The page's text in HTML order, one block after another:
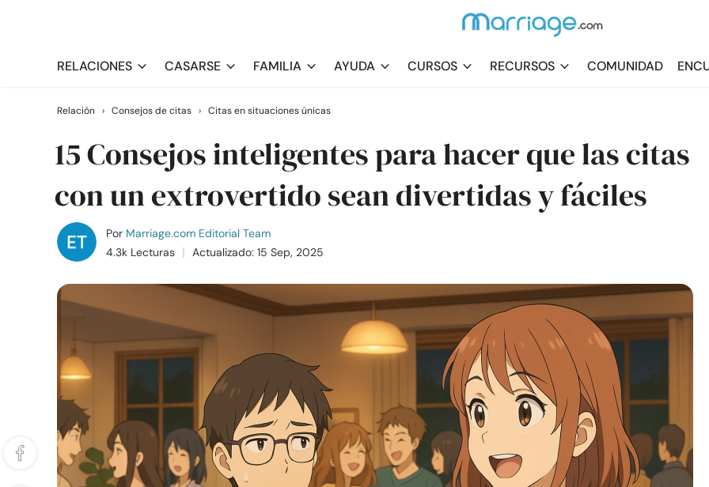
RELACIONES CASARSE FAMILIA AYUDA CURSOS RECURSOS COMUNIDAD
Relación › Consejos de citas › Citas en situaciones únicas
15 Consejos inteligentes para hacer que las citas
con un extrovertido sean divertidas y fáciles
Por Marriage.com Editorial Team
4.3k Lecturas
Actualizado: 15 Sep, 2025